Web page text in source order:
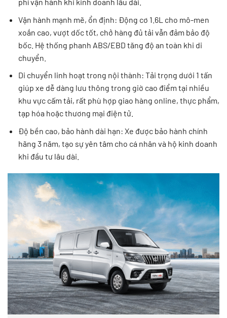
Vận hành mạnh mẽ, ổn định: Động cơ 1.6L cho mô-men
xoắn cao, vượt dốc tốt, chở hàng đủ tải vẫn đảm bảo độ
bốc. Hệ thống phanh ABS/EBD tăng độ an toàn khi di
chuyển.
Di chuyển linh hoạt trong nội thành: Tải trọng dưới 1 tấn
giúp xe dễ dàng lưu thông trong giờ cao điểm tại nhiều
khu vực cấm tải, rất phù hợp giao hàng online, thực phẩm,
tạp hóa hoặc thương mại điện tử.
Độ bền cao, bảo hành dài hạn: Xe được bảo hành chính
hãng 3 năm, tạo sự yên tâm cho cá nhân và hộ kinh doanh
khi đầu tư lâu dài.